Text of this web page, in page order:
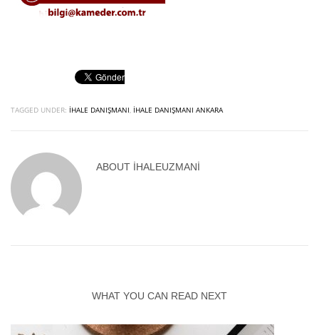
TAGGED UNDER: İHALE DANIŞMANI İHALE DANIŞMANI ANKARA
ABOUT IHALEUZMANI
WHAT YOU CAN READ NEXT